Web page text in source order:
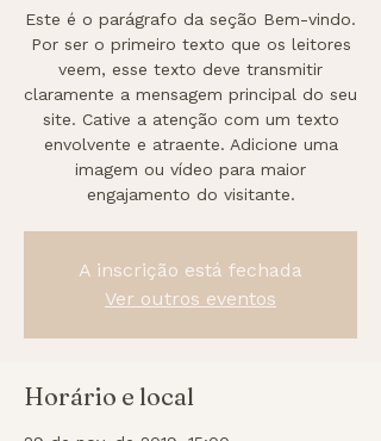
Este é o parágrafo da seção Bem-vindo.
Por ser o primeiro texto que os leitores
veem, esse texto deve transmitir
claramente a mensagem principal do seu
site. Cative a atenção com um texto
envolvente e atraente. Adicione uma
imagem ou vídeo para maior
engajamento do visitante.
A inscrição está fechada
Ver outros eventos
Horário e local